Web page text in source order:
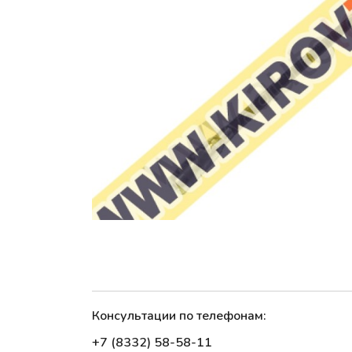
Консультации по телефонам:
+7 (8332) 58-58-11